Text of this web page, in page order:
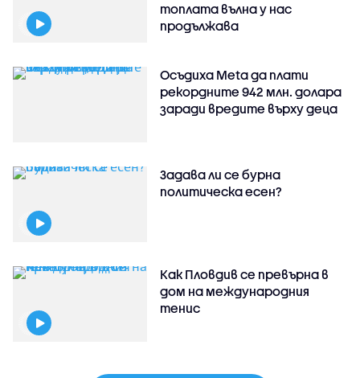
топлата вълна у нас
продължава
Осъдиха Meta да плати
рекордните 942 млн. долара
заради вредите върху деца
Задава ли се бурна
политическа есен?
Как Пловдив се превърна в
дом на международния
тенис